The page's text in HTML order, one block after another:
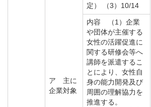
ア 主に
企業対象
定） （3）10/14
内容 （1）企業
や団体が主催する
女性の活躍促進に
関する研修会等へ
講師を派遣するこ
とにより、女性自
身の能力開発及び
周囲の理解協力を
推進する。